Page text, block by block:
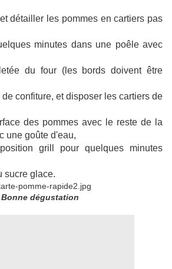
détailler les pommes en cartiers pas
minutes dans une poêle avec
du four (les bords doivent être
confiture, et disposer les cartiers de
des pommes avec le reste de la
une goûte d'eau,
grill pour quelques minutes
sucre glace.
Bonne dégustation